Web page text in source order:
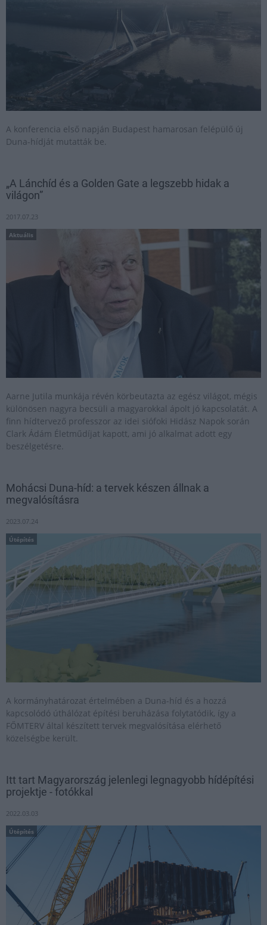
A konferencia első napján Budapest hamarosan felépülő új
Duna-hídját mutatták be.
„A Lánchíd és a Golden Gate a legszebb hidak a
világon”
2017.07.23
Aktuális
Aarne Jutila munkája révén körbeutazta az egész világot, mégis
különösen nagyra becsüli a magyarokkal ápolt jó kapcsolatát. A
finn hídtervező professzor az idei siófoki Hidász Napok során
Clark Ádám Életműdíjat kapott, ami jó alkalmat adott egy
beszélgetésre.
Mohácsi Duna-híd: a tervek készen állnak a
megvalósításra
2023.07.24
Útépítés
A kormányhatározat értelmében a Duna-híd és a hozzá
kapcsolódó úthálózat építési beruházása folytatódik, így a
FŐMTERV által készített tervek megvalósítása elérhető
közelségbe került.
Itt tart Magyarország jelenlegi legnagyobb hídépítési
projektje - fotókkal
2022.03.03
Útépítés